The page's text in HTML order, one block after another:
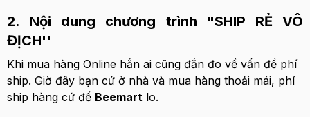
2. Nội dung chương trình "SHIP RẺ VÔ
ĐỊCH''
Khi mua hàng Online hẳn ai cũng đắn đo về vấn đề phí
ship. Giờ đây bạn cứ ở nhà và mua hàng thoải mái, phí
ship hàng cứ để Beemart lo.